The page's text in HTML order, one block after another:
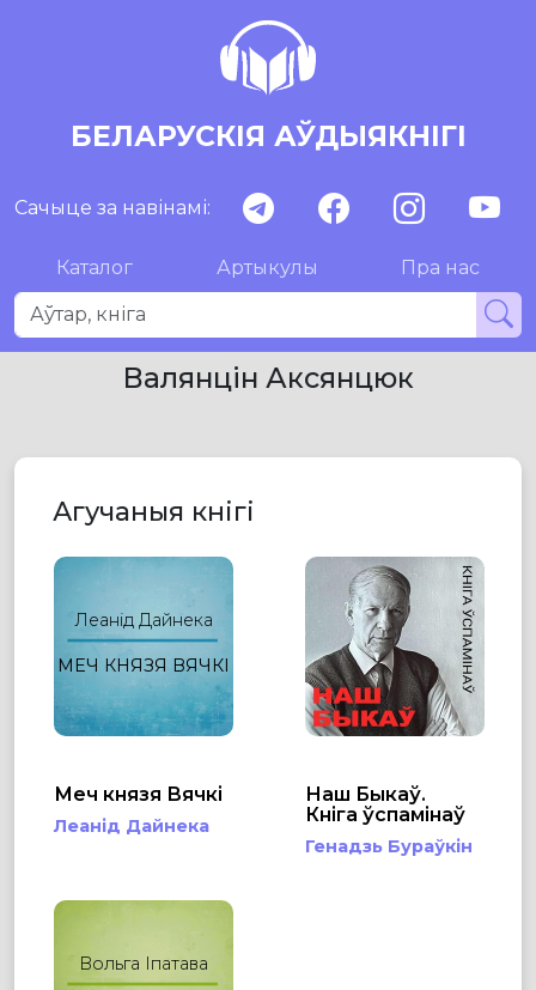
БЕЛАРУСКІЯ АЎДЫЯКНІГІ
Сачыце за навінамі:
Каталог Артыкулы Пра нас
Валянцін Аксянцюк
Агучаныя кнігі
Леанід Дайнека
МЕЧ КНЯЗЯ ВЯЧКІ
Меч князя Вячкі
Леанід Дайнека
Наш Быкаў.
Кніга ўспамінаў
Генадзь Бураўкін
Вольга Іпатава